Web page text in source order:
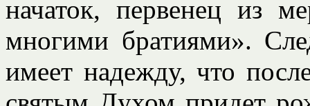
начаток, первенец из
многими братиями».
имеет надежду, что